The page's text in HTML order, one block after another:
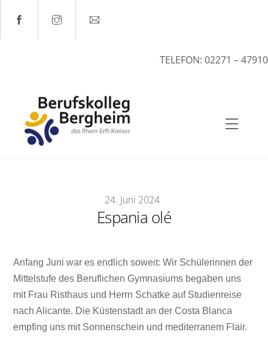
content
TELEFON: 02271 – 47910
Menu
24. Juni 2024
Espania olé
Anfang Juni war es endlich soweit: Wir Schülerinnen der
Mittelstufe des Beruflichen Gymnasiums begaben uns
mit Frau Risthaus und Herrn Schatke auf Studienreise
nach Alicante. Die Küstenstadt an der Costa Blanca
empfing uns mit Sonnenschein und mediterranem Flair.